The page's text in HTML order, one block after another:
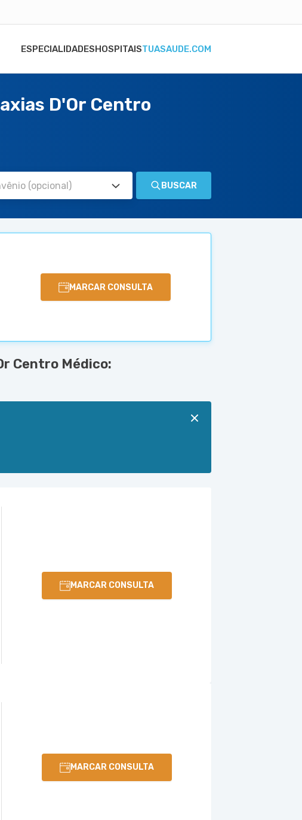
ESPECIALIDADESHOSPITAISTUASAUDE.COM
D'Or Centro
BUSCAR
MARCAR CONSULTA
Centro Médico:
MARCAR CONSULTA
MARCAR CONSULTA